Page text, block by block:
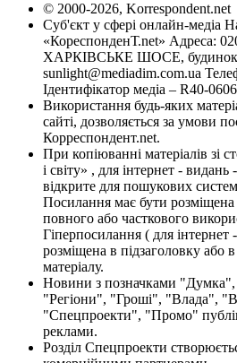
© 2000-2026, Korrespondent.net
Суб'єкт у сфері онлайн-медіа
«КореспонденТ.net» Адреса:
ХАРКІВСЬКЕ ШОСЕ, будинок
sunlight@mediadim.com.ua
Ідентифікатор медіа – R40-
Використання будь-яких
сайті, дозволяється за умови
Корреспондент.net.
При копіюванні матеріалів зі
і світу» , для інтернет -
відкрите для пошукових
Посилання має бути розміщена
повного або часткового
Гіперпосилання ( для
розміщена в підзаголовку або
матеріалу.
Новини з позначками "Думка",
"Регіони", "Гроші", "Влада",
"Спецпроекти", "Промо"
реклами.
Розділ Спецпроекти